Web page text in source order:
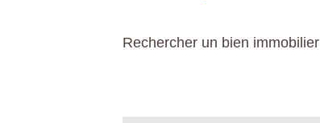
Rechercher un bien immobilier